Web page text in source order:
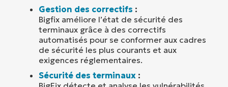
Gestion des correctifs :
Bigfix améliore l’état de sécurité des
terminaux grâce à des correctifs
automatisés pour se conformer aux cadres
de sécurité les plus courants et aux
exigences réglementaires.
Sécurité des terminaux :